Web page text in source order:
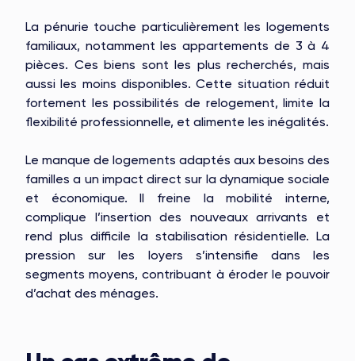
La pénurie touche particulièrement les logements
familiaux, notamment les appartements de 3 à 4
pièces. Ces biens sont les plus recherchés, mais
aussi les moins disponibles. Cette situation réduit
fortement les possibilités de relogement, limite la
flexibilité professionnelle, et alimente les inégalités.
Le manque de logements adaptés aux besoins des
familles a un impact direct sur la dynamique sociale
et économique. Il freine la mobilité interne,
complique l’insertion des nouveaux arrivants et
rend plus difficile la stabilisation résidentielle. La
pression sur les loyers s’intensifie dans les
segments moyens, contribuant à éroder le pouvoir
d’achat des ménages.